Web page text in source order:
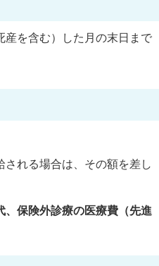
産を含む）した月の末日まで
れる場合は、その額を差し
、保険外診療の医療費（先進